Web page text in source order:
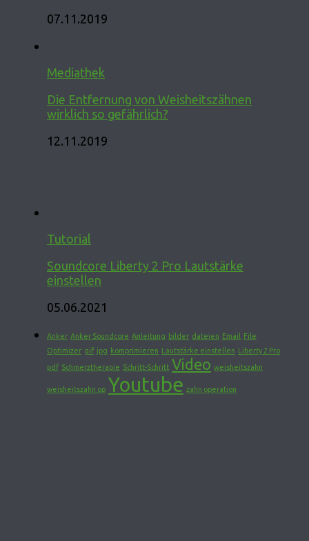
07.11.2019
Mediathek
Die Entfernung von Weisheitszähnen
wirklich so gefährlich?
12.11.2019
Tutorial
Soundcore Liberty 2 Pro Lautstärke
einstellen
05.06.2021
Anker Anker Soundcore Anleitung bilder dateien Email File
Optimizer gif jpg komprimieren Lautstärke einstellen Liberty 2 Pro
pdf Schmerztherapie Schritt-Schritt Video weisheitszahn
weisheitszahn op Youtube zahn operation